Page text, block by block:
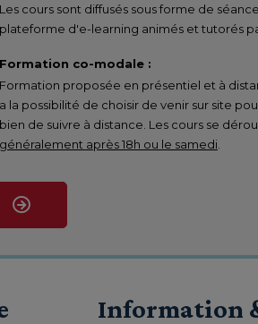
Les cours sont diffusés sous forme de
plateforme d'e-learning animés et tutorés
Formation co-modale :
Formation proposée en présentiel et à
a la possibilité de choisir de venir sur site
bien de suivre à distance. Les cours se
généralement après 18h ou le samedi
Information